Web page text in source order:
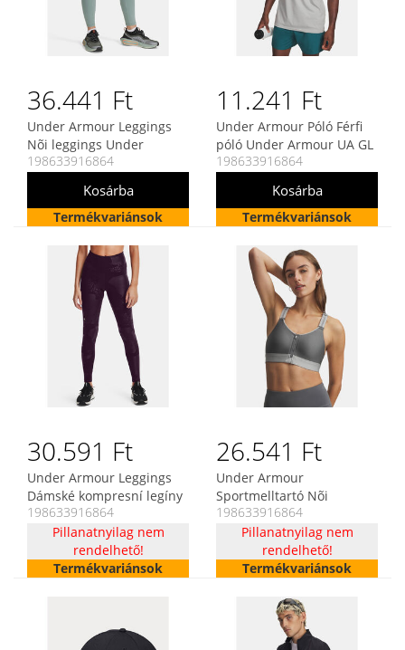
Termékvariánsok
36.441 Ft
Under Armour Leggings
Nõi leggings Under
Armour Meridian Ankle
198633916864
Termékvariánsok
11.241 Ft
Under Armour Póló Férfi
póló Under Armour UA GL
FOUNDATION UPDATE SS
198633916864
Termékvariánsok
30.591 Ft
Under Armour Leggings
Dámské kompresní legíny
Under Armour Rush Tonal
Leg NS
198633916864
Pillanatnyilag nem
rendelhető!
Termékvariánsok
26.541 Ft
Under Armour
Sportmelltartó Nõi
melltartó Under Armour
UA Infinity High Zip 2.0
198633916864
Pillanatnyilag nem
rendelhető!